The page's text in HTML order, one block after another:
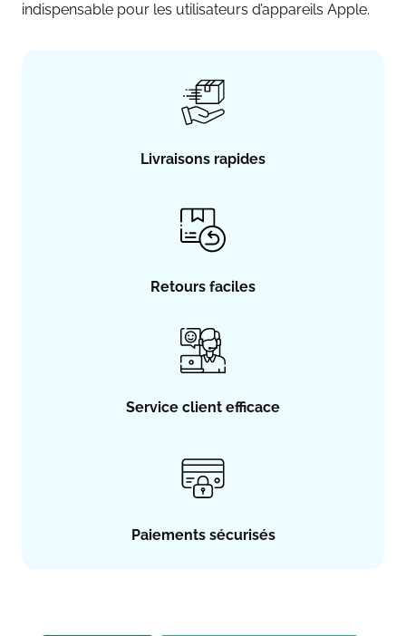
indispensable pour les utilisateurs d’appareils Apple.
Livraisons rapides
Retours faciles
Service client efficace
Paiements sécurisés